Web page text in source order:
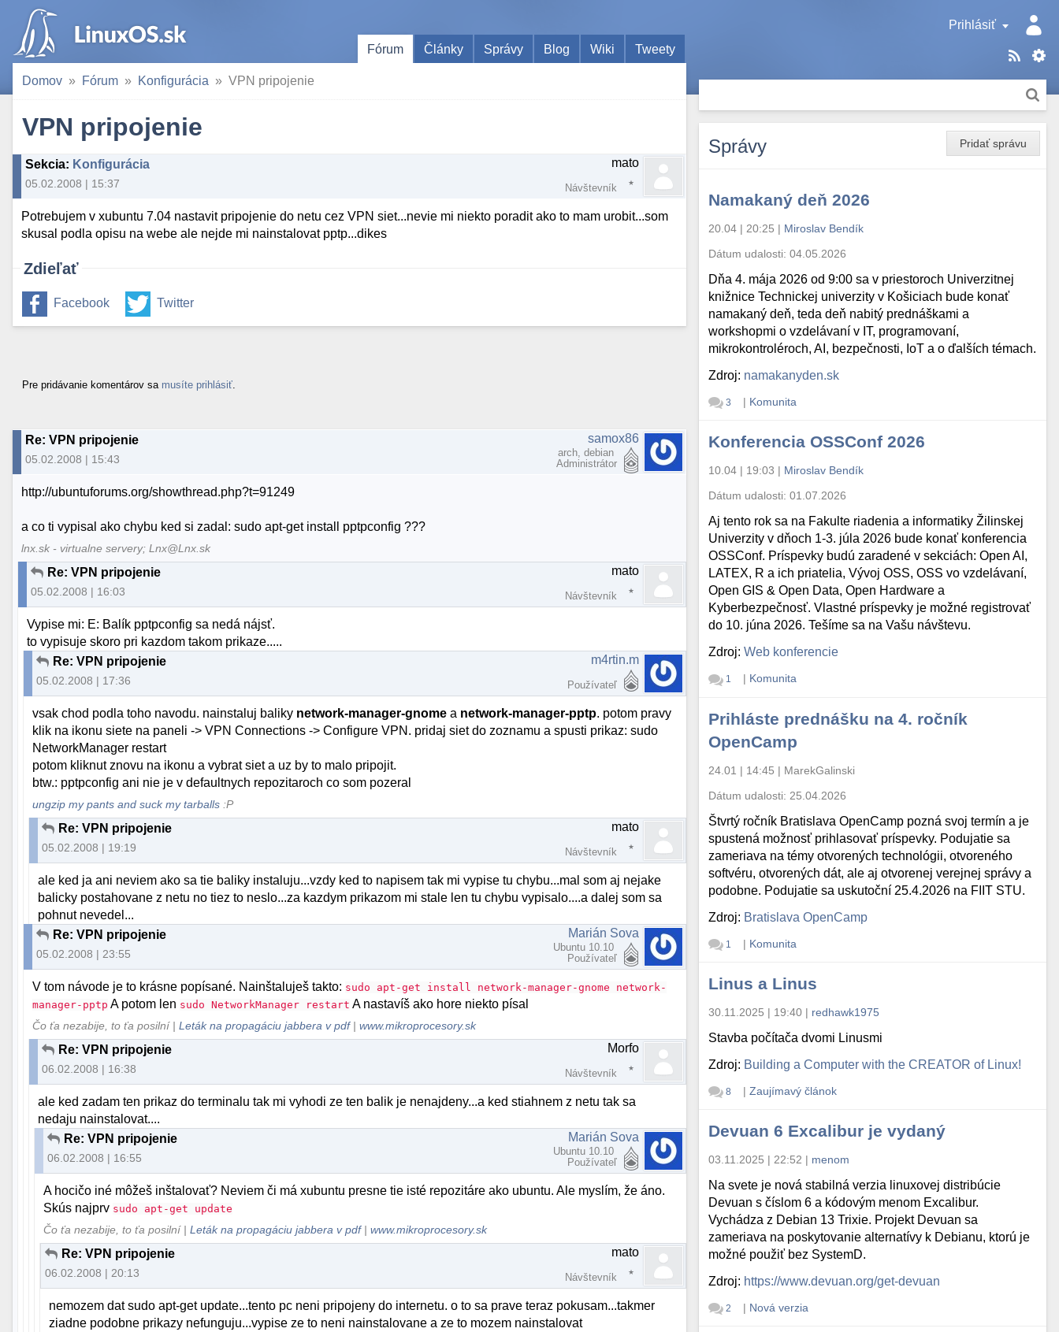
Prihlásiť
Fórum
Články Správy Blog Wiki Tweety
Domov Fórum Konfigurácia VPN pripojenie
VPN pripojenie
Sekcia: Konfigurácia
05.02.2008 | 15:37
mato
Návštevník
Potrebujem v xubuntu 7.04 nastavit pripojenie do netu cez VPN siet...nevie mi niekto poradit ako to mam urobit...som
skusal podla opisu na webe ale nejde mi nainstalovat pptp...dikes
Zdieľať
Facebook Twitter
Pre pridávanie komentárov sa musíte prihlásiť
Re: VPN pripojenie
05.02.2008 | 15:43
samox86
arch, debian
Administrátor
http://ubuntuforums.org/showthread.php?t=91249
a co ti vypisal ako chybu ked si zadal: sudo apt-get install pptpconfig ???
lnx.sk - virtualne servery; Lnx@Lnx.sk
Re: VPN pripojenie
05.02.2008 | 16:03
mato
Návštevník
Vypise mi: E: Balík pptpconfig sa nedá nájsť.
to vypisuje skoro pri kazdom takom prikaze.....
Re: VPN pripojenie
05.02.2008 | 17:36
m4rtin.m
Používateľ
vsak chod podla toho navodu. nainstaluj baliky network-manager-gnome a network-manager-pptp. potom pravy
klik na ikonu siete na paneli -> VPN Connections -> Configure VPN. pridaj siet do zoznamu a spusti prikaz: sudo
NetworkManager restart
potom kliknut znovu na ikonu a vybrat siet a uz by to malo pripojit.
btw.: pptpconfig ani nie je v defaultnych repozitaroch co som pozeral
ungzip my pants and suck my tarballs :P
Re: VPN pripojenie
05.02.2008 | 19:19
mato
Návštevník
ale ked ja ani neviem ako sa tie baliky instaluju...vzdy ked to napisem tak mi vypise tu chybu...mal som aj nejake
balicky postahovane z netu no tiez to neslo...za kazdym prikazom mi stale len tu chybu vypisalo....a dalej som sa
pohnut nevedel...
Re: VPN pripojenie
05.02.2008 | 23:55
Marián Sova
Ubuntu 10.10
Používateľ
V tom návode je to krásne popísané. Nainštaluješ takto: sudo apt-get install network-manager-gnome network-
manager-pptp A potom len sudo NetworkManager restart A nastavíš ako hore niekto písal
Čo ťa nezabije, to ťa posilní |Leták na propagáciu jabbera v pdf|www.mikroprocesory.sk
Re: VPN pripojenie
06.02.2008 | 16:38
Morfo
Návštevník
ale ked zadam ten prikaz do terminalu tak mi vyhodi ze ten balik je nenajdeny...a ked stiahnem z netu tak sa
nedaju nainstalovat....
Re: VPN pripojenie
06.02.2008 | 16:55
Marián Sova
Ubuntu 10.10
Používateľ
A hocičo iné môžeš inštalovať? Neviem či má xubuntu presne tie isté repozitáre ako ubuntu. Ale myslím, že áno.
Skús najprv sudo apt-get update
Čo ťa nezabije, to ťa posilní |Leták na propagáciu jabbera v pdf|www.mikroprocesory.sk
Re: VPN pripojenie
06.02.2008 | 20:13
mato
Návštevník
nemozem dat sudo apt-get update...tento pc neni pripojeny do internetu. o to sa prave teraz pokusam...takmer
ziadne podobne prikazy nefunguju...vypise ze to neni nainstalovane a ze to mozem nainstalovat
Pridať správu
Správy
Namakaný deň 2026
20.04 | 20:25 | Miroslav Bendík
Dátum udalosti:04.05.2026
Dňa 4. mája 2026 od 9:00 sa v priestoroch Univerzitnej
knižnice Technickej univerzity v Košiciach bude konať
namakaný deň, teda deň nabitý prednáškami a
workshopmi o vzdelávaní v IT, programovaní,
mikrokontroléroch, AI, bezpečnosti, IoT a o ďalších témach.
Zdroj: namakanyden.sk
3 | Komunita
Konferencia OSSConf 2026
10.04 | 19:03 | Miroslav Bendík
Dátum udalosti:01.07.2026
Aj tento rok sa na Fakulte riadenia a informatiky Žilinskej
Univerzity v dňoch 1-3. júla 2026 bude konať konferencia
OSSConf. Príspevky budú zaradené v sekciách: Open AI,
LATEX, R a ich priatelia, Vývoj OSS, OSS vo vzdelávaní,
Open GIS & Open Data, Open Hardware a
Kyberbezpečnosť. Vlastné príspevky je možné registrovať
do 10. júna 2026. Tešíme sa na Vašu návštevu.
Zdroj:Web konferencie
1 | Komunita
Prihláste prednášku na 4. ročník
OpenCamp
24.01 | 14:45 | MarekGalinski
Dátum udalosti: 25.04.2026
Štvrtý ročník Bratislava OpenCamp pozná svoj termín a je
spustená možnosť prihlasovať príspevky. Podujatie sa
zameriava na témy otvorených technológii, otvoreného
softvéru, otvorených dát, ale aj otvorenej verejnej správy a
podobne. Podujatie sa uskutoční 25.4.2026 na FIIT STU.
Zdroj: Bratislava OpenCamp
1 | Komunita
Linus a Linus
30.11.2025 | 19:40 | redhawk1975
Stavba počítača dvomi Linusmi
Zdroj: Building a Computer with the CREATOR of Linux!
8 | Zaujímavý článok
Devuan 6 Excalibur je vydaný
03.11.2025 | 22:52 | menom
Na svete je nová stabilná verzia linuxovej distribúcie
Devuan s číslom 6 a kódovým menom Excalibur.
Vychádza z Debian 13 Trixie. Projekt Devuan sa
zameriava na poskytovanie alternatívy k Debianu, ktorú je
možné použiť bez SystemD.
Zdroj: https://www.devuan.org/get-devuan
2 | Nová verzia